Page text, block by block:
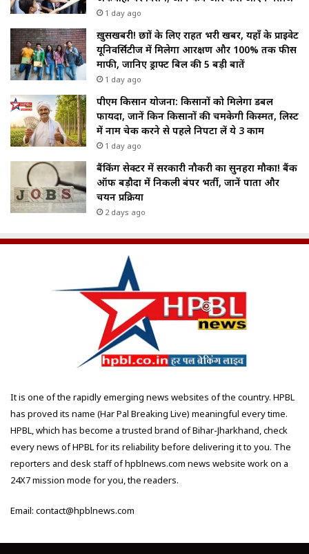
1 day ago
ख़ुसखबरी! छात्रों के लिए राहत भरी खबर, यहाँ के प्राइवेट
यूनिवर्सिटीज में मिलेगा आरक्षण और 100% तक फीस
माफी, जानिए ड्राफ्ट बिल की 5 बड़ी बातें
1 day ago
पीएम किसान योजना: किसानों को मिलेगा डबल
फायदा, जानें किन किसानों की चमकेगी किस्मत, लिस्ट
में नाम चेक करने से पहले निपटा लें ये 3 काम
1 day ago
बैंकिंग सेक्टर में सरकारी नौकरी का सुनहरा मौका! बैंक
ऑफ बड़ौदा में निकली बंपर भर्ती, जानें पात्रता और
चयन प्रक्रिया
2 days ago
It is one of the rapidly emerging news websites of the country. HPBL
has proved its name (Har Pal Breaking Live) meaningful every time.
HPBL, which has become a trusted brand of Bihar-Jharkhand, check
every news of HPBL for its reliability before delivering it to you. The
reporters and desk staff of hpblnews.com news website work on a
24X7 mission mode for you, the readers.
Email: contact@hpblnews.com